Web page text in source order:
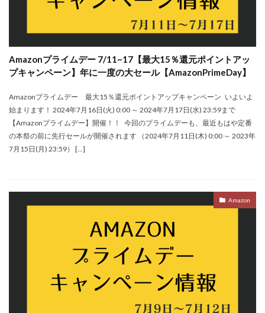
Amazonプライムデー 7/11~17【最大15％還元ポイントアッ
プキャンペーン】年に一度の大セール【AmazonPrimeDay】
Amazonプライムデー 最大15％還元ポイントアップキャンペーン いよいよ
始まります！ 2024年7月16日(火) 0:00 ～ 2024年7月17日(水) 23:59まで
【Amazonプライムデー】開催！！ 今回のプライムデーも、最近もはや定番
の本祭の前に先行セールが開催されます （2024年7月11日(木) 0:00 ～ 2023年
7月15日(月) 23:59） […]
Amazon